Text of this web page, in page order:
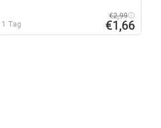
1 Tag
€2,99
€1,66